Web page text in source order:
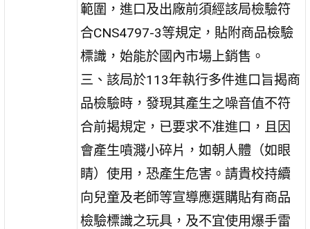
範圍，進口及出廠前須經該局檢驗符
合CNS4797-3等規定，貼附商品檢驗
標識，始能於國內市場上銷售。
三、該局於113年執行多件進口旨揭商
品檢驗時，發現其產生之噪音值不符
合前揭規定，已要求不准進口，且因
會產生噴濺小碎片，如朝人體（如眼
睛）使用，恐產生危害。請貴校持續
向兒童及老師等宣導應選購貼有商品
檢驗標識之玩具，及不宜使用爆手雷